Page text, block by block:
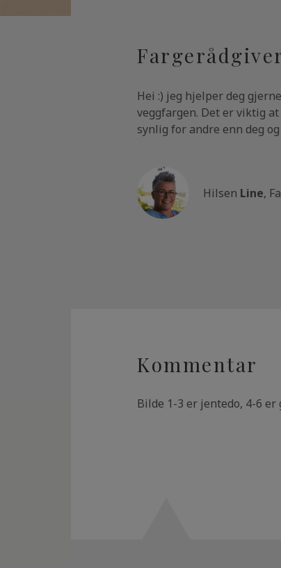
Hei :) jeg hjelper deg
veggfargen. Det er viktig
synlig for andre enn deg
Hilsen Line,
Kommentar
Bilde 1-3 er jentedo, 4-6